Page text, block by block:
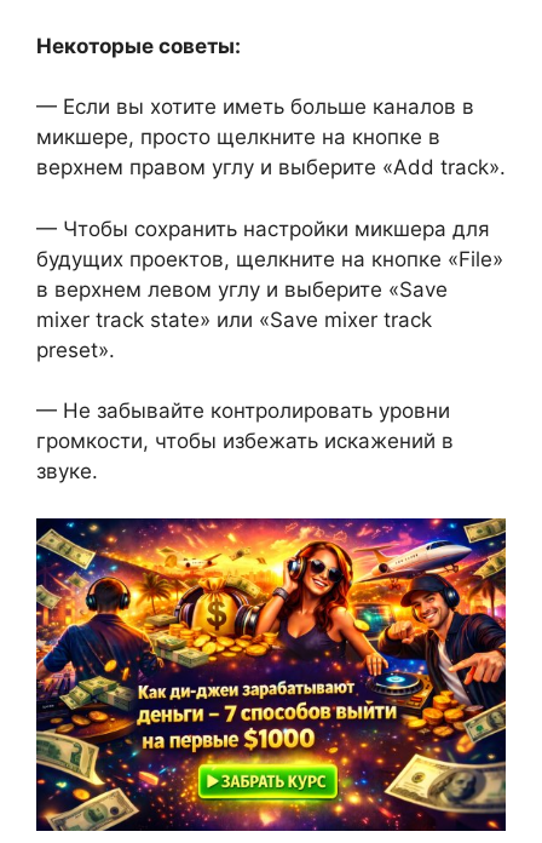
Некоторые советы:
— Если вы хотите иметь больше каналов в
микшере, просто щелкните на кнопке в
верхнем правом углу и выберите «Add track».
— Чтобы сохранить настройки микшера для
будущих проектов, щелкните на кнопке «File»
в верхнем левом углу и выберите «Save
mixer track state» или «Save mixer track
preset».
— Не забывайте контролировать уровни
громкости, чтобы избежать искажений в
звуке.